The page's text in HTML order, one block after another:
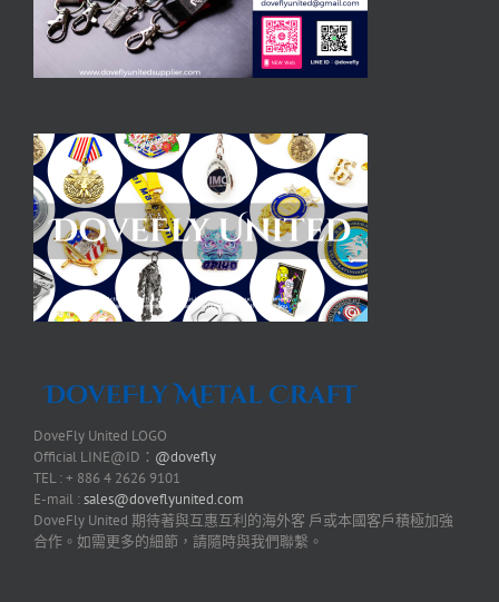
DoveFly United LOGO
Official LINE@ID： @dovefly
TEL : + 886 4 2626 9101
E-mail :sales@doveflyunited.com
DoveFly United 期待著與互惠互利的海外客 戶或本國客戶積極加強
合作。如需更多的細節，請隨時與我們聯繫。